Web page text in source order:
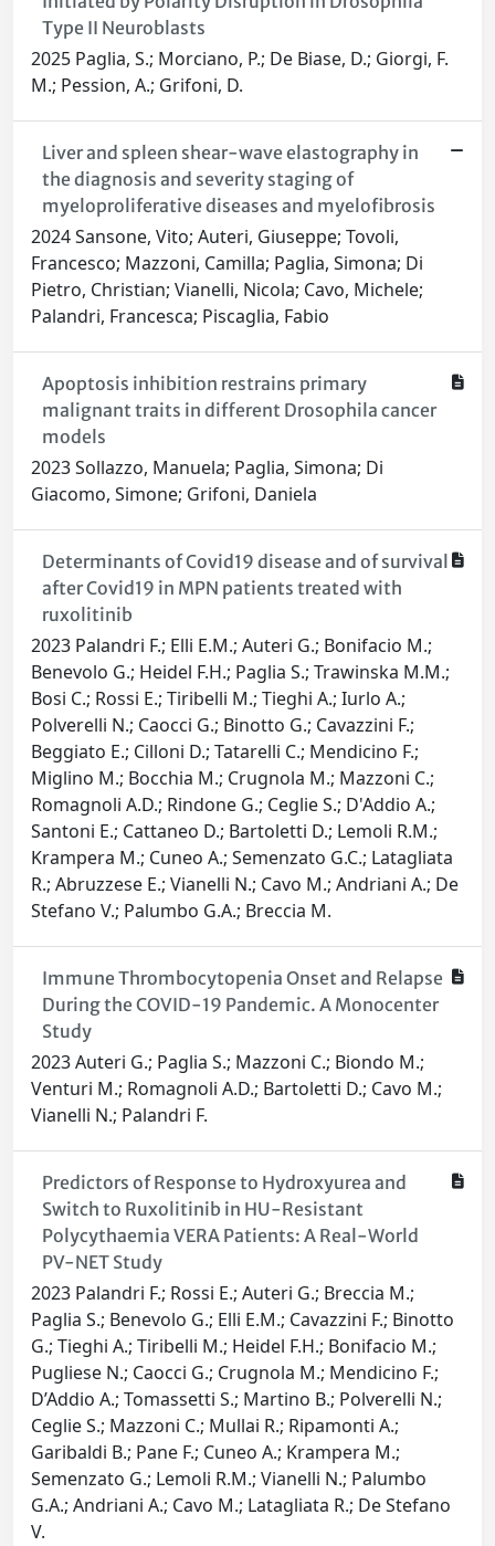
Type II Neuroblasts
2025 Paglia, S.; Morciano, P.; De Biase, D.; Giorgi, F.
M.; Pession, A.; Grifoni, D.
Liver and spleen shear-wave elastography in
the diagnosis and severity staging of
myeloproliferative diseases and myelofibrosis
2024 Sansone, Vito; Auteri, Giuseppe; Tovoli,
Francesco; Mazzoni, Camilla; Paglia, Simona; Di
Pietro, Christian; Vianelli, Nicola; Cavo, Michele;
Palandri, Francesca; Piscaglia, Fabio
Apoptosis inhibition restrains primary
malignant traits in different Drosophila cancer
models
2023 Sollazzo, Manuela; Paglia, Simona; Di
Giacomo, Simone; Grifoni, Daniela
Determinants of Covid19 disease and of survival
after Covid19 in MPN patients treated with
ruxolitinib
2023 Palandri F.; Elli E.M.; Auteri G.; Bonifacio M.;
Benevolo G.; Heidel F.H.; Paglia S.; Trawinska M.M.;
Bosi C.; Rossi E.; Tiribelli M.; Tieghi A.; Iurlo A.;
Polverelli N.; Caocci G.; Binotto G.; Cavazzini F.;
Beggiato E.; Cilloni D.; Tatarelli C.; Mendicino F.;
Miglino M.; Bocchia M.; Crugnola M.; Mazzoni C.;
Romagnoli A.D.; Rindone G.; Ceglie S.; D'Addio A.;
Santoni E.; Cattaneo D.; Bartoletti D.; Lemoli R.M.;
Krampera M.; Cuneo A.; Semenzato G.C.; Latagliata
R.; Abruzzese E.; Vianelli N.; Cavo M.; Andriani A.; De
Stefano V.; Palumbo G.A.; Breccia M.
Immune Thrombocytopenia Onset and Relapse
During the COVID-19 Pandemic. A Monocenter
Study
2023 Auteri G.; Paglia S.; Mazzoni C.; Biondo M.;
Venturi M.; Romagnoli A.D.; Bartoletti D.; Cavo M.;
Vianelli N.; Palandri F.
Predictors of Response to Hydroxyurea and
Switch to Ruxolitinib in HU-Resistant
Polycythaemia VERA Patients: A Real-World
PV-NET Study
2023 Palandri F.; Rossi E.; Auteri G.; Breccia M.;
Paglia S.; Benevolo G.; Elli E.M.; Cavazzini F.; Binotto
G.; Tieghi A.; Tiribelli M.; Heidel F.H.; Bonifacio M.;
Pugliese N.; Caocci G.; Crugnola M.; Mendicino F.;
D’Addio A.; Tomassetti S.; Martino B.; Polverelli N.;
Ceglie S.; Mazzoni C.; Mullai R.; Ripamonti A.;
Garibaldi B.; Pane F.; Cuneo A.; Krampera M.;
Semenzato G.; Lemoli R.M.; Vianelli N.; Palumbo
G.A.; Andriani A.; Cavo M.; Latagliata R.; De Stefano
V.